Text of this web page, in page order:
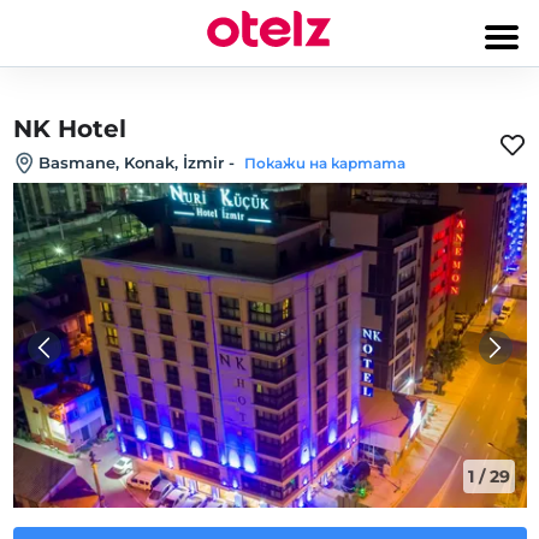
NK Hotel
Basmane, Konak, İzmir - Покажи на картата
1 /29